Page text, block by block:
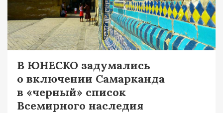
В ЮНЕСКО задумались
о включении Самарканда
в «черный» список
Всемирного наследия